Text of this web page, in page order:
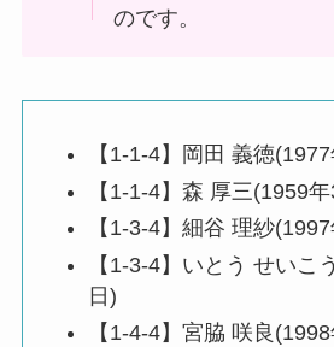
のです。
【1-1-4】岡田 義徳
【1-1-4】森 厚三(1959
【1-3-4】細谷 理紗
【1-3-4】いとう せいこ
日)
【1-4-4】宮脇 咲良